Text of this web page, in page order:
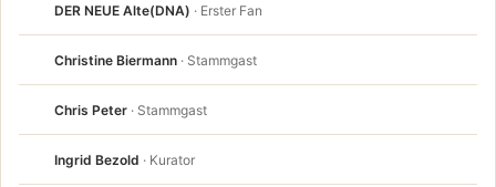
DER NEUE Alte(DNA) · Erster Fan
Christine Biermann · Stammgast
Chris Peter · Stammgast
Ingrid Bezold · Kurator